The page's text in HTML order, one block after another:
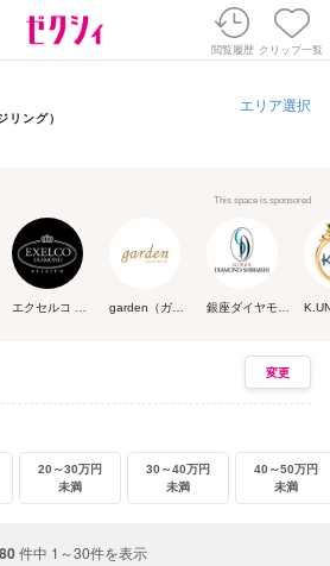
閲覧履歴 クリップ一覧
リング）
エリア選択
This space is sponsored
変更
20～30万円
未満
30～40万円
未満
40～50万円
未満
件中 1～30件を表示